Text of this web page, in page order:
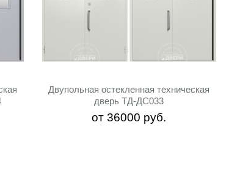
Двупольная остекленная техническая
дверь ТД-ДС033
от36000 руб.